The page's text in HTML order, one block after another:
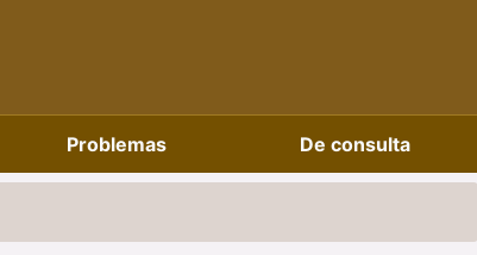
Problemas De consulta